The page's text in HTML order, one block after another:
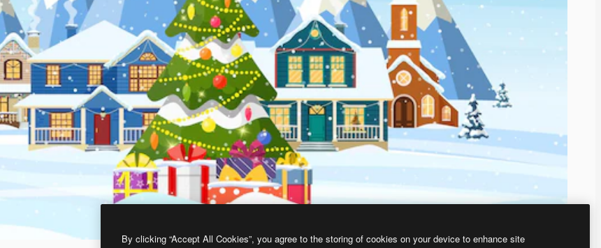
By clicking “Accept All Cookies”, you agree to the storing of cookies on your device to enhance site